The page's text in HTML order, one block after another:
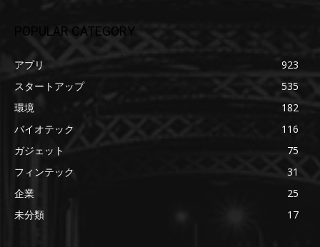
POPULAR CATEGORY
アプリ
923
スタートアップ
535
環境
182
バイオテック
116
ガジェット
75
フィンテック
31
企業
25
未分類
17